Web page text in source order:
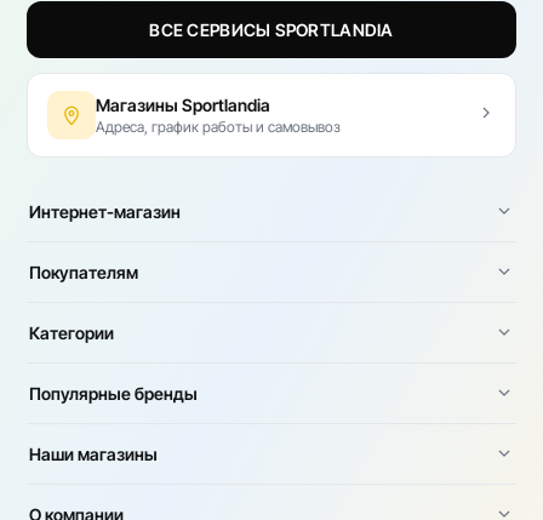
ВСЕ СЕРВИСЫ SPORTLANDIA
Магазины Sportlandia
Адреса, график работы и самовывоз
Интернет-магазин
Покупателям
Категории
Популярные бренды
Наши магазины
О компании